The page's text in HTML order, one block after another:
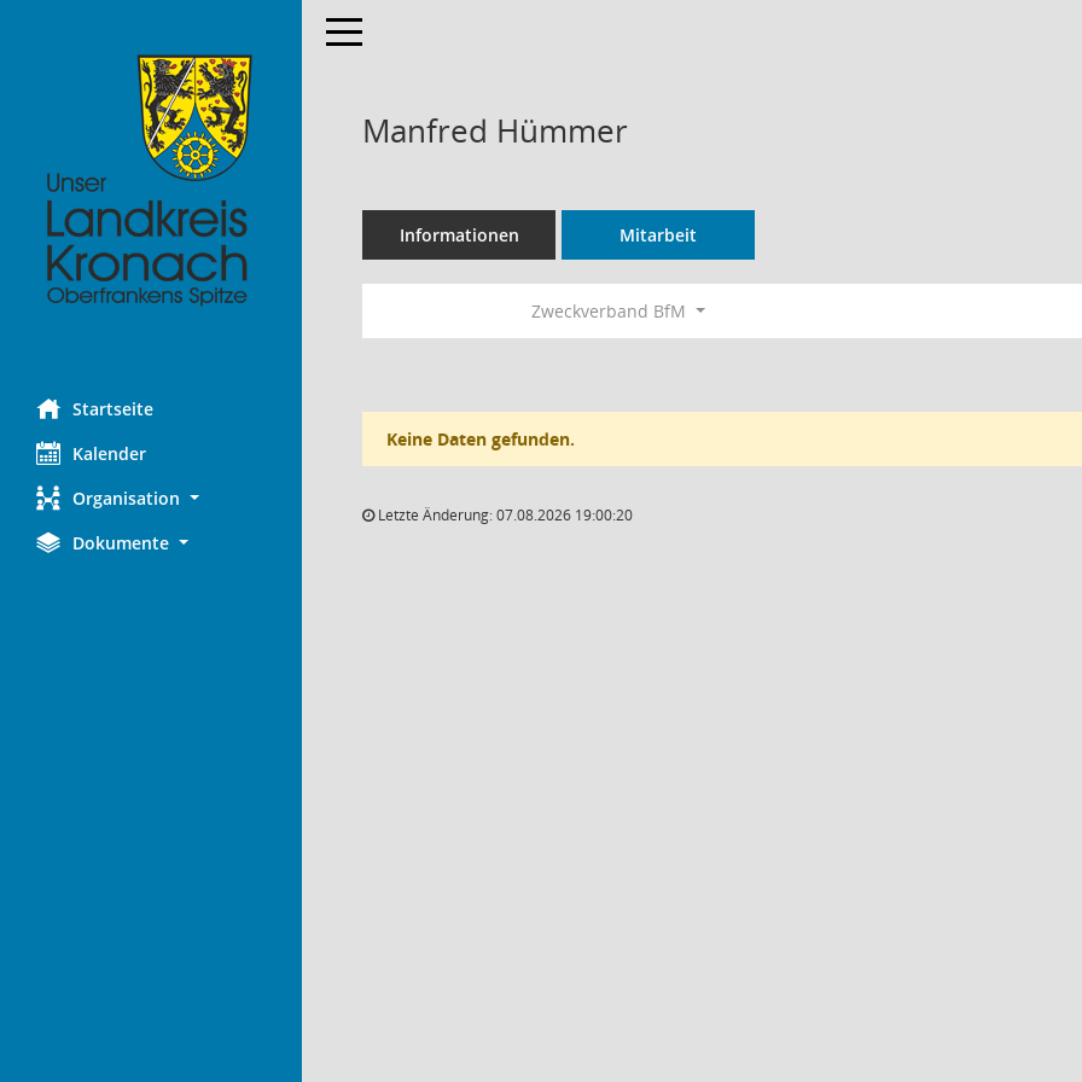
Startseite
Kalender
Organisation
Dokumente
Toggle navigation
Manfred Hümmer
Informationen Mitarbeit
Zweckverband BfM
Keine Daten gefunden.
Letzte Änderung: 07.08.2026 19:00:20